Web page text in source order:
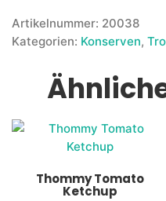
Artikelnummer: 20038
Kategorien: Konserven,
Thommy Tomato
Ketchup